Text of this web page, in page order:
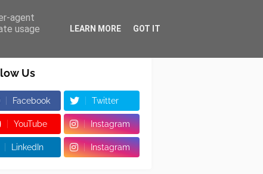
Us
Facebook Twitter
YouTube Instagram
LinkedIn Instagram
agent
usage
LEARN MORE GOT IT